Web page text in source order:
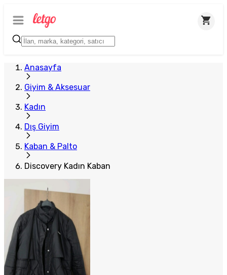
Anasayfa
Giyim & Aksesuar
Kadın
Dış Giyim
Kaban & Palto
Discovery Kadın Kaban